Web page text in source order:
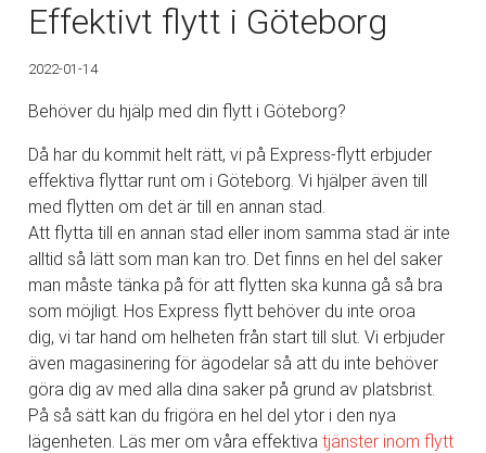
Effektivt flytt i Göteborg
2022-01-14
Behöver du hjälp med din flytt i Göteborg?
Då har du kommit helt rätt, vi på Express-flytt erbjuder
effektiva flyttar runt om i Göteborg. Vi hjälper även till
med flytten om det är till en annan stad.
Att flytta till en annan stad eller inom samma stad är inte
alltid så lätt som man kan tro. Det finns en hel del saker
man måste tänka på för att flytten ska kunna gå så bra
som möjligt. Hos Express flytt behöver du inte oroa
dig, vi tar hand om helheten från start till slut. Vi erbjuder
även magasinering för ägodelar så att du inte behöver
göra dig av med alla dina saker på grund av platsbrist.
På så sätt kan du frigöra en hel del ytor i den nya
lägenheten. Läs mer om våra effektiva tjänster inom flytt